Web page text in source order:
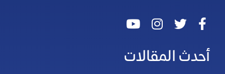
أحدث المقالات